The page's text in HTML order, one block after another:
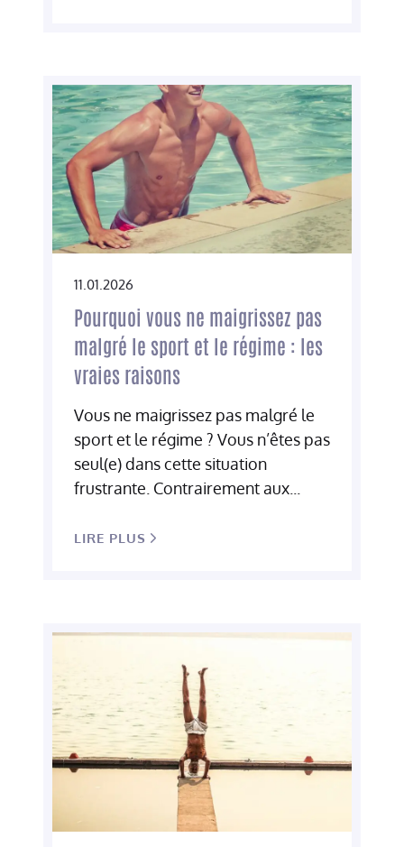
11.01.2026
Pourquoi vous ne maigrissez pas
malgré le sport et le régime : les
vraies raisons
Vous ne maigrissez pas malgré le
sport et le régime ? Vous n’êtes pas
seul(e) dans cette situation
frustrante. Contrairement aux...
LIRE PLUS